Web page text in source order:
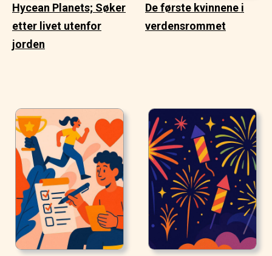
Hycean Planets; Søker
etter livet utenfor
jorden
De første kvinnene i
verdensrommet